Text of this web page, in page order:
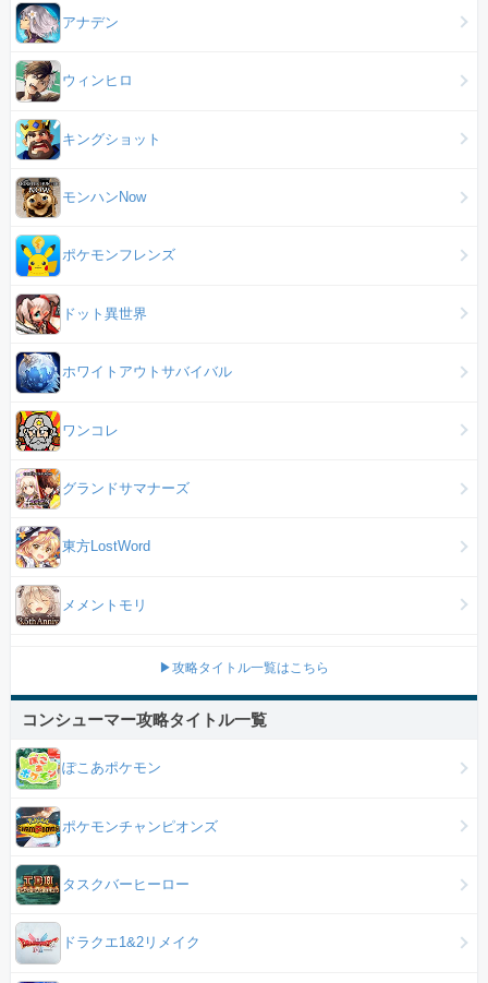
アナデン
ウィンヒロ
キングショット
モンハンNow
ポケモンフレンズ
ドット異世界
ホワイトアウトサバイバル
ワンコレ
グランドサマナーズ
東方LostWord
メメントモリ
▶攻略タイトル一覧はこちら
コンシューマー攻略タイトル一覧
ぽこあポケモン
ポケモンチャンピオンズ
タスクバーヒーロー
ドラクエ1&2リメイク